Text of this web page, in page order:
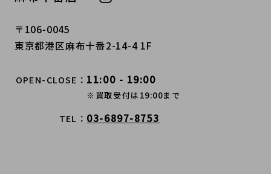
〒106-0045
東京都港区麻布十番2-14-4 1F
OPEN-CLOSE 11:00 - 19:00
※買取受付は19:00まで
TEL 03-6897-8753